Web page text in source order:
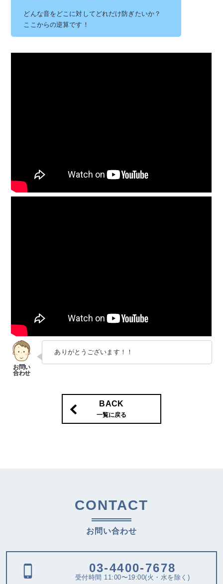
どんな音をどこに対してどれだけ防ぎたいか？
ここからの逆算です！
ありがとうございます！！
BACK
一覧に戻る
CONTACT
お問い合わせ
03-4400-7678
受付時間 11:00〜19:00(火・水を除く)